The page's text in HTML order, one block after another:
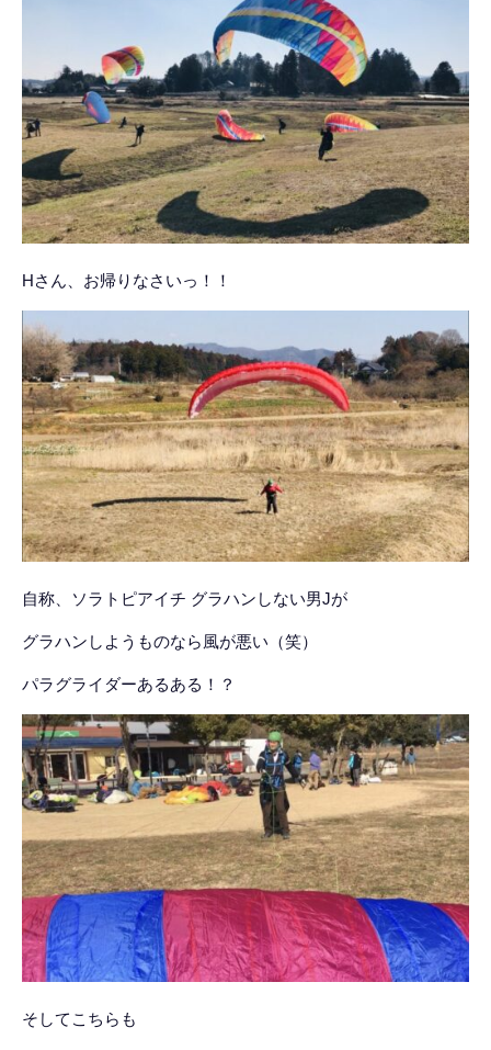
Hさん、お帰りなさいっ！！
自称、ソラトピアイチ グラハンしない男Jが
グラハンしようものなら風が悪い（笑）
パラグライダーあるある！？
そしてこちらも